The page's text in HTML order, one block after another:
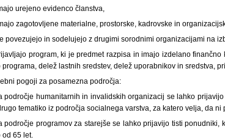
urejeno evidenco članstva,
zagotovljene materialne, prostorske, kadrovske in
povezujejo in sodelujejo z drugimi sorodnimi organizacijami na
program, ki je predmet razpisa in imajo izdelano
programa, delež lastnih sredstev, delež uporabnikov in sredstva,
pogoji za posamezna področja:
področje humanitarnih in invalidskih organizacij se lahko
tematiko iz področja socialnega varstva, za katero velja, da
področje programov za starejše se lahko prijavijo tisti
od 65 let.